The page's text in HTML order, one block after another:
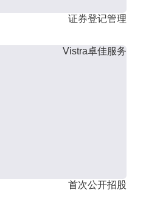
证券登记管理
Vistra卓佳服务
首次公开招股